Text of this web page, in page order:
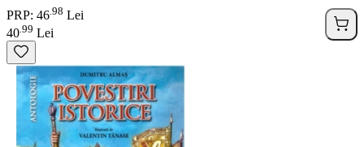
PRP: 46 98 Lei
40 99 Lei